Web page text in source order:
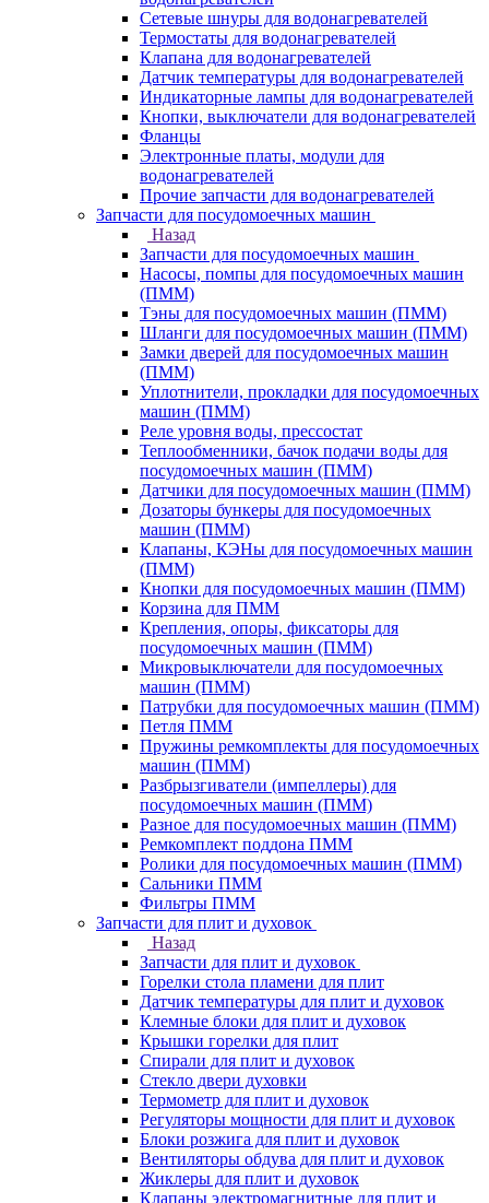
Сетевые шнуры для водонагревателей
Термостаты для водонагревателей
Клапана для водонагревателей
Датчик температуры для водонагревателей
Индикаторные лампы для водонагревателей
Кнопки, выключатели для водонагревателей
Фланцы
Электронные платы, модули для
водонагревателей
Прочие запчасти для водонагревателей
Запчасти для посудомоечных машин
Назад
Запчасти для посудомоечных машин
Насосы, помпы для посудомоечных машин
(ПММ)
Тэны для посудомоечных машин (ПММ)
Шланги для посудомоечных машин (ПММ)
Замки дверей для посудомоечных машин
(ПММ)
Уплотнители, прокладки для посудомоечных
машин (ПММ)
Реле уровня воды, прессостат
Теплообменники, бачок подачи воды для
посудомоечных машин (ПММ)
Датчики для посудомоечных машин (ПММ)
Дозаторы бункеры для посудомоечных
машин (ПММ)
Клапаны, КЭНы для посудомоечных машин
(ПММ)
Кнопки для посудомоечных машин (ПММ)
Корзина для ПММ
Крепления, опоры, фиксаторы для
посудомоечных машин (ПММ)
Микровыключатели для посудомоечных
машин (ПММ)
Патрубки для посудомоечных машин (ПММ)
Петля ПММ
Пружины ремкомплекты для посудомоечных
машин (ПММ)
Разбрызгиватели (импеллеры) для
посудомоечных машин (ПММ)
Разное для посудомоечных машин (ПММ)
Ремкомплект поддона ПММ
Ролики для посудомоечных машин (ПММ)
Сальники ПММ
Фильтры ПММ
Запчасти для плит и духовок
Назад
Запчасти для плит и духовок
Горелки стола пламени для плит
Датчик температуры для плит и духовок
Клемные блоки для плит и духовок
Крышки горелки для плит
Спирали для плит и духовок
Стекло двери духовки
Термометр для плит и духовок
Регуляторы мощности для плит и духовок
Блоки розжига для плит и духовок
Вентиляторы обдува для плит и духовок
Жиклеры для плит и духовок
Клапаны электромагнитные для плит и